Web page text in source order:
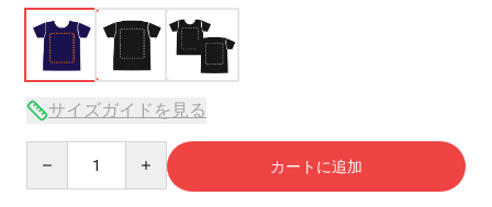
サイズガイドを見る
カートに追加